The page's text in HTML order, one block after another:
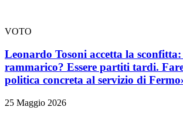
VOTO
Leonardo Tosoni accetta la
rammarico? Essere partiti tardi.
politica concreta al servizio di
25 Maggio 2026